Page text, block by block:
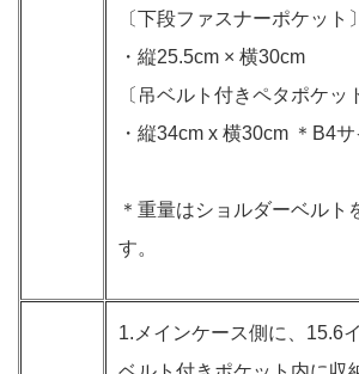
〔下段ファスナーポケット〕
・縦25.5cm × 横30cm
〔吊ベルト付きペタポケッ
・縦34cm x 横30cm ＊B4
＊重量はショルダーベルト
す。
1.メインケース側に、15.6